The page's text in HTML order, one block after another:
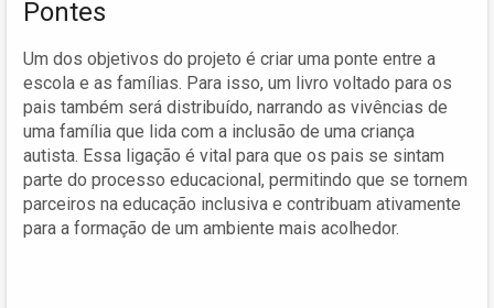
Pontes
Um dos objetivos do projeto é criar uma ponte entre a
escola e as famílias. Para isso, um livro voltado para os
pais também será distribuído, narrando as vivências de
uma família que lida com a inclusão de uma criança
autista. Essa ligação é vital para que os pais se sintam
parte do processo educacional, permitindo que se tornem
parceiros na educação inclusiva e contribuam ativamente
para a formação de um ambiente mais acolhedor.